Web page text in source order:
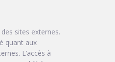
sites externes.
quant aux
L’accès à